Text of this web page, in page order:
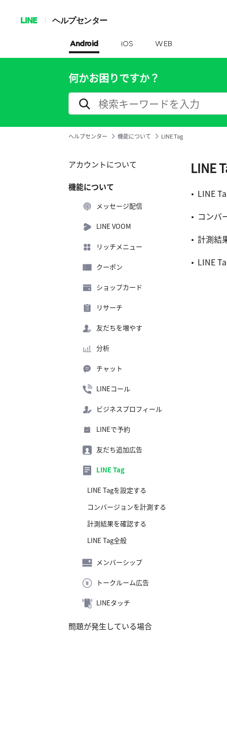
LINE ヘルプセンター
Android iOS WEB
何かお困りですか？
ヘルプセンター 機能について LINE Tag
アカウントについて
機能について
メッセージ配信
LINE VOOM
リッチメニュー
クーポン
ショップカード
リサーチ
友だちを増やす
分析
チャット
LINEコール
ビジネスプロフィール
LINEで予約
友だち追加広告
LINE Tag
LINE Tagを設定する
コンバージョンを計測する
計測結果を確認する
LINE Tag全般
メンバーシップ
トークルーム広告
LINEタッチ
問題が発生している場合
LINE
LINE
コンバ
計測結
LINE